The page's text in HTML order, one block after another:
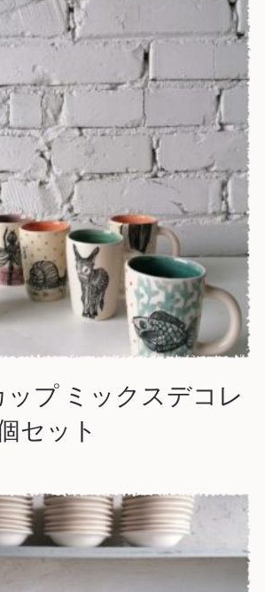
ップ ミックスデコレ
セット